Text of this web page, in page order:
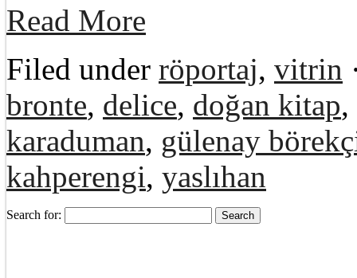
Read More
Filed under röportaj, vitrin
bronte, delice, doğan kitap,
karaduman, gülenay
kahperengi, yaslıhan
Search for: